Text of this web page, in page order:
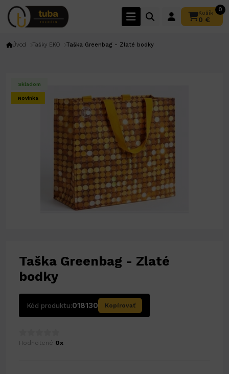
Košík
0
0 €
Úvod Tašky EKO Taška Greenbag - Zlaté bodky
Skladom
Novinka
Taška Greenbag - Zlaté
bodky
Kód produktu:018130 Kopírovať
Hodnotené 0x